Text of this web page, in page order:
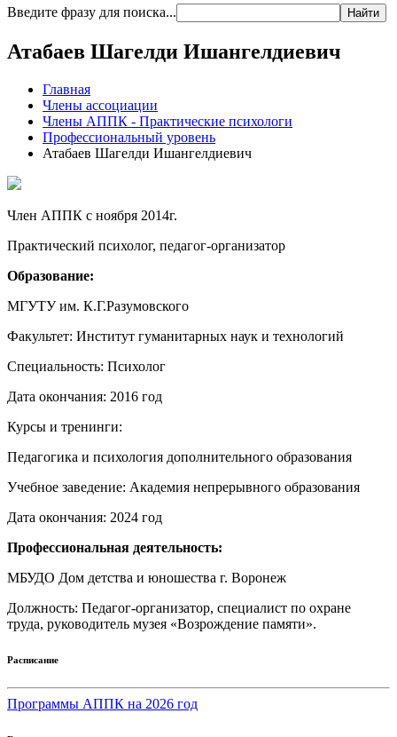
Введите фразу для поиска... Найти
Атабаев Шагелди Ишангелдиевич
Главная
Члены ассоциации
Члены АППК - Практические психологи
Профессиональный уровень
Атабаев Шагелди Ишангелдиевич
Член АППК с ноября 2014г.
Практический психолог, педагог-организатор
Образование:
МГУТУ им. К.Г.Разумовского
Факультет: Институт гуманитарных наук и технологий
Специальность: Психолог
Дата окончания: 2016 год
Курсы и тренинги:
Педагогика и психология дополнительного образования
Учебное заведение: Академия непрерывного образования
Дата окончания: 2024 год
Профессиональная деятельность:
МБУДО Дом детства и юношества г. Воронеж
Должность: Педагог-организатор, специалист по охране
труда, руководитель музея «Возрождение памяти».
Расписание
Программы АППК на 2026 год